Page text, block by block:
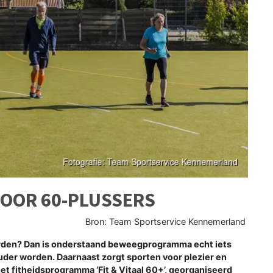
60-PLUSSERS
Bron: Team Sportservice Kennemerland
Dan is onderstaand beweegprogramma echt iets
worden. Daarnaast zorgt sporten voor plezier en
fitheidsprogramma ‘Fit & Vitaal 60+’, georganiseerd